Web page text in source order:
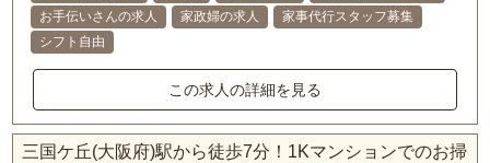
お手伝いさんの求人
家政婦の求人
家事代行スタッフ募集
シフト自由
この求人の詳細を見る
三国ケ丘(大阪府)駅から徒歩7分！1Kマンションでのお掃